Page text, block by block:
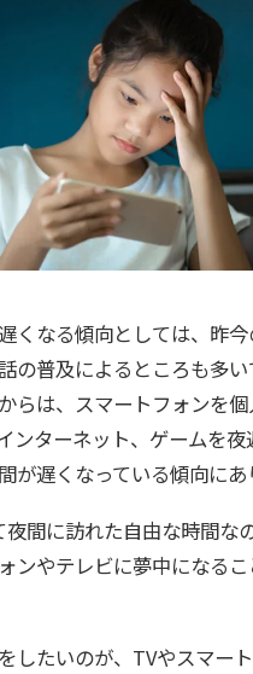
くなる傾向としては、昨
の普及によるところも多い
らは、スマートフォンを
ンターネット、ゲームを
が遅くなっている傾向にあ
夜間に訪れた自由な時間な
ンやテレビに夢中になる
したいのが、TVやスマー